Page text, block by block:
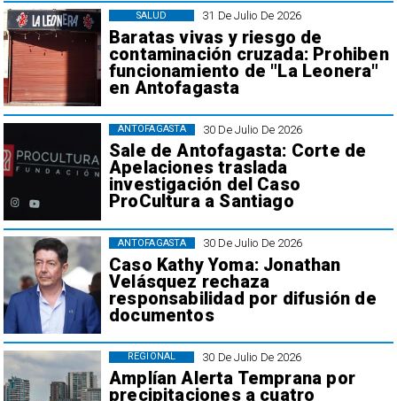
31 De Julio De 2026
Baratas vivas y riesgo de
contaminación cruzada: Prohiben
funcionamiento de "La Leonera"
en Antofagasta
SALUD
30 De Julio De 2026
Sale de Antofagasta: Corte de
Apelaciones traslada
investigación del Caso
ProCultura a Santiago
ANTOFAGASTA
30 De Julio De 2026
Caso Kathy Yoma: Jonathan
Velásquez rechaza
responsabilidad por difusión de
documentos
ANTOFAGASTA
30 De Julio De 2026
Amplían Alerta Temprana por
precipitaciones a cuatro
REGIONAL